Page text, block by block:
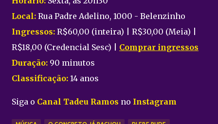
Local: Rua Padre Adelino, 1000 - Belenzinho
Ingressos: R$60,00 (inteira) | R$30,00 (Meia) |
R$18,00 (Credencial Sesc) | Comprar ingressos
Duração: 90 minutos
Classificação: 14 anos
Siga o Canal Tadeu Ramos no Instagram